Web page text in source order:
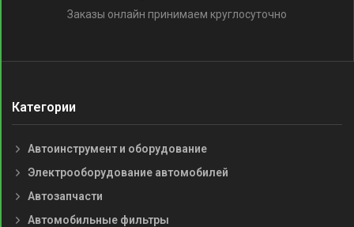
Заказы онлайн принимаем круглосуточно
Категории
Автоинструмент и оборудование
Электрооборудование автомобилей
Автозапчасти
Автомобильные фильтры